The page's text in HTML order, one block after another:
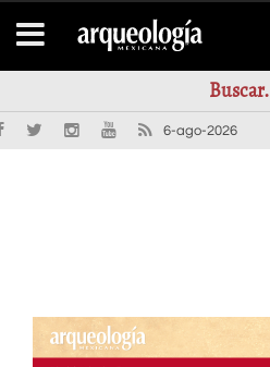
6-ago-2026